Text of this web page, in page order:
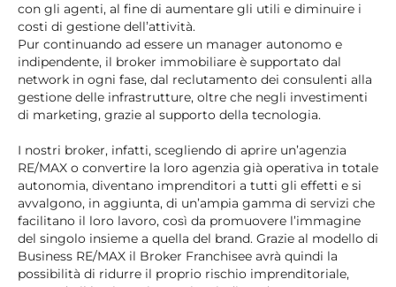
con gli agenti, al fine di aumentare gli utili e diminuire i
costi di gestione dell’attività.
Pur continuando ad essere un manager autonomo e
indipendente, il broker immobiliare è supportato dal
network in ogni fase, dal reclutamento dei consulenti alla
gestione delle infrastrutture, oltre che negli investimenti
di marketing, grazie al supporto della tecnologia.
I nostri broker, infatti, scegliendo di aprire un’agenzia
RE/MAX o convertire la loro agenzia già operativa in totale
autonomia, diventano imprenditori a tutti gli effetti e si
avvalgono, in aggiunta, di un’ampia gamma di servizi che
facilitano il loro lavoro, così da promuovere l’immagine
del singolo insieme a quella del brand. Grazie al modello di
Business RE/MAX il Broker Franchisee avrà quindi la
possibilità di ridurre il proprio rischio imprenditoriale,